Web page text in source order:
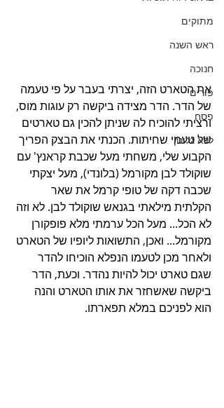
מתוקים
ראש השנה
חנוכה
פורים
פסח
ללא גלוטן
את הטארט הזה, יצרתי בעבר על פי טעמה
של הדר. הדר מצידה ביקשה רק עוגות מוס,
ורציתי להוכיח לה שניתן להכין גם טארטים
של טעמי שחיתות. הכנתי את הבצק הפריך
הקבוע שלי, משחתי מעל שכבת קראנץ' עם
שוקולד לבן מקורמל (בלונדי), מעל יצקתי
שכבה דקה של טופי קרמל את שאר
הקלתית מילאתי בגנאש שוקולד לבן. לא וזה
לא הכל... מעל הכל ערמתי מלא פופקורן
מקורמל... ואכן, התשואות ליופיו של הטארט
ולאחר מכן לטעמו הנפלא הוכיחו להדר
שגם טארט יכול להיות נהדר. וכעת, הדר
ביקשה שאשחזר את אותו הטארט והנה
הוא לפניכם במלא תפארתו.